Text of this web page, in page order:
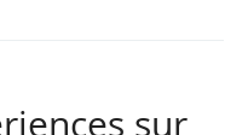
sur